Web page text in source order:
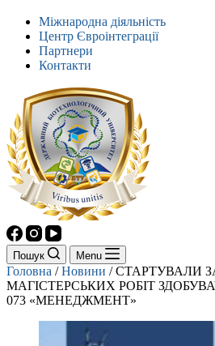
Міжнародна діяльність
Центр Євроінтеграції
Партнери
Контакти
Пошук Menu
Головна /Новини /СТАРТУВАЛИ
МАГІСТЕРСЬКИХ РОБІТ
073 «МЕНЕДЖМЕНТ»